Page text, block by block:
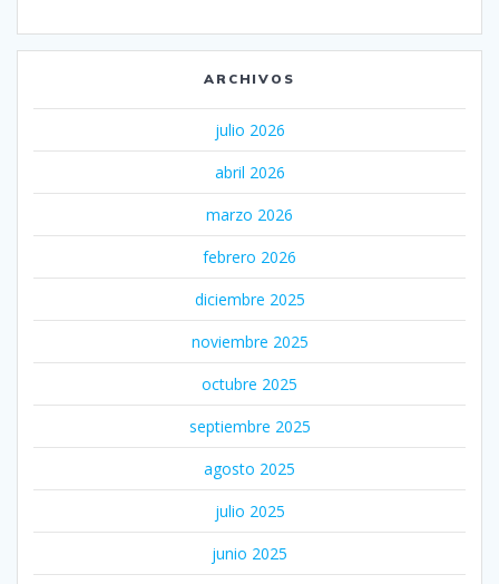
ARCHIVOS
julio 2026
abril 2026
marzo 2026
febrero 2026
diciembre 2025
noviembre 2025
octubre 2025
septiembre 2025
agosto 2025
julio 2025
junio 2025